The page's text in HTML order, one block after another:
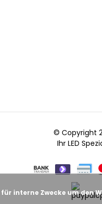
© Copyright
Ihr LED
interne Zwecke um den